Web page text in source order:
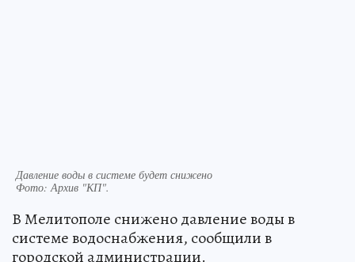
Давление воды в системе будет снижено
Фото:Архив "КП".
В Мелитополе снижено давление воды в
системе водоснабжения, сообщили в
городской администрации.